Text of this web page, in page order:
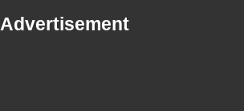
Advertisement